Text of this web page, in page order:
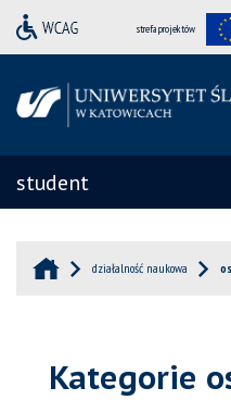
strefa projektów
student
działalność naukowa
Kategorie